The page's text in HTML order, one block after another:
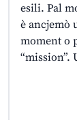
esili. Pal
è ancjemò
moment o
“mission”.